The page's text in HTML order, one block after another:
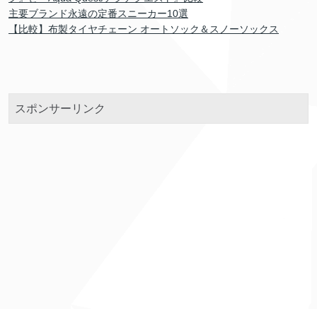
主要ブランド永遠の定番スニーカー10選
【比較】布製タイヤチェーン オートソック＆スノーソックス
スポンサーリンク